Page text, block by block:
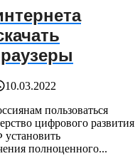
10.03.2022
пользоваться
цифрового развития
полноценного...